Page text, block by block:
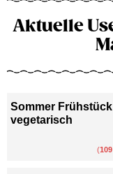
Aktuelle
Sommer Frühstück
vegetarisch
(109